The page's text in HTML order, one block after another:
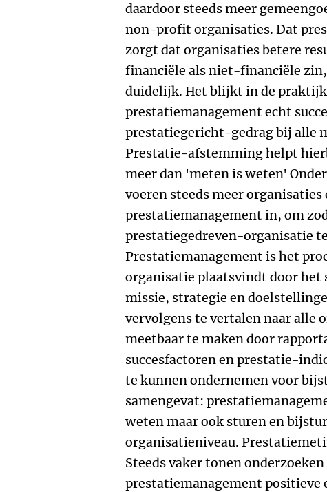
daardoor steeds meer
non-profit organisaties. Dat
zorgt dat organisaties betere
financiële als niet-financiële
duidelijk. Het blijkt in de
prestatiemanagement echt
prestatiegericht-gedrag bij alle
Prestatie-afstemming helpt
meer dan 'meten is weten'
voeren steeds meer organisaties
prestatiemanagement in, om
prestatiegedreven-organisatie
Prestatiemanagement is het
organisatie plaatsvindt door het
missie, strategie en
vervolgens te vertalen naar alle
meetbaar te maken door
succesfactoren en prestatie-
te kunnen ondernemen voor
samengevat:
weten maar ook sturen en
organisatieniveau.
Steeds vaker tonen onderzoeken
prestatiemanagement positieve